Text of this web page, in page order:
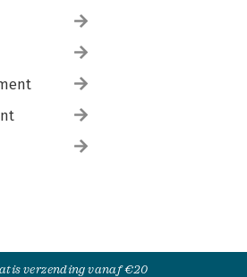
verzending vanaf €20